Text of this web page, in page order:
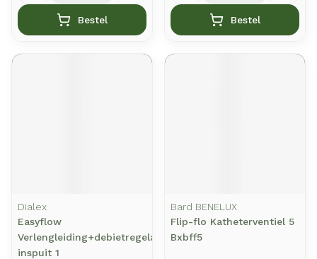
Bestel Bestel
Dialex
Easyflow
Verlengleiding+debietregelaar+y-
inspuit 1
Bard BENELUX
Flip-flo Katheterventiel 5
Bxbff5